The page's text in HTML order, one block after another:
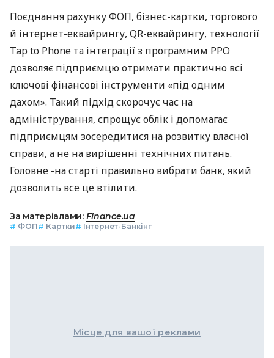
Поєднання рахунку ФОП, бізнес-картки, торгового
й інтернет-еквайрингу, QR-еквайрингу, технології
Tap to Phone та інтеграції з програмним РРО
дозволяє підприємцю отримати практично всі
ключові фінансові інструменти «під одним
дахом». Такий підхід скорочує час на
адміністрування, спрощує облік і допомагає
підприємцям зосередитися на розвитку власної
справи, а не на вирішенні технічних питань.
Головне -на старті правильно вибрати банк, який
дозволить все це втілити.
За матеріалами: Finance.ua
# ФОП# Картки# Інтернет-Банкінг
Місце для вашої реклами